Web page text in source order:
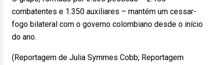
combatentes e 1.350 auxiliares – mantém um cessar-
fogo bilateral com o governo colombiano desde o início
do ano.
(Reportagem de Julia Symmes Cobb; Reportagem